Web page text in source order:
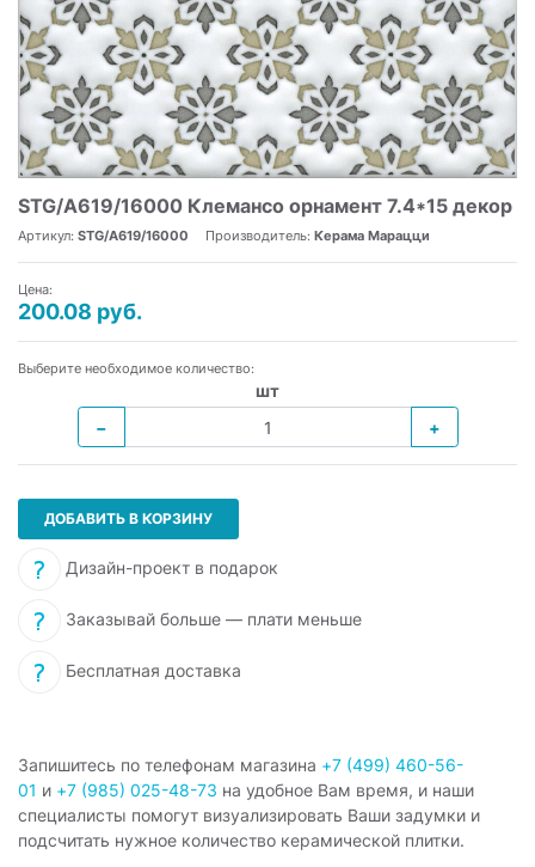
STG/A619/16000 Клемансо орнамент 7.4*15 декор
Артикул: STG/A619/16000 Производитель: Керама Марацци
Цена:
200.08 руб.
Выберите необходимое количество:
шт
−
+
ДОБАВИТЬ В КОРЗИНУ
Дизайн-проект в подарок
Заказывай больше — плати меньше
Бесплатная доставка
Запишитесь по телефонам магазина +7 (499) 460-56-
01 и +7 (985) 025-48-73 на удобное Вам время, и наши
специалисты помогут визуализировать Ваши задумки и
подсчитать нужное количество керамической плитки.